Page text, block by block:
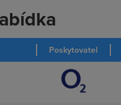
Poskytovatel